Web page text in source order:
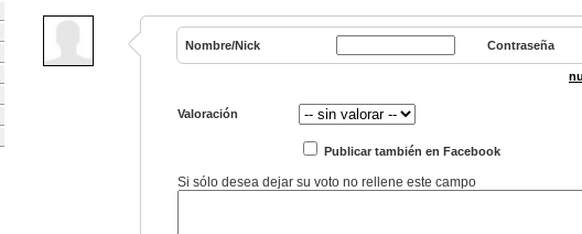
Nombre/Nick Contraseña
Valoración
Publicar también en Facebook
Si sólo desea dejar su voto no rellene este campo